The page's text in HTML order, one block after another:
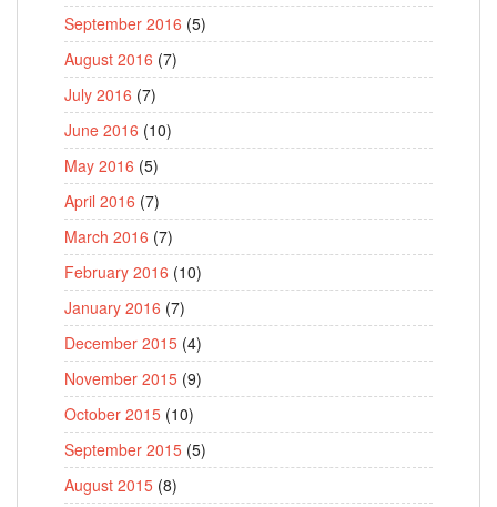
September 2016 (5)
August 2016 (7)
July 2016 (7)
June 2016 (10)
May 2016 (5)
April 2016 (7)
March 2016 (7)
February 2016 (10)
January 2016 (7)
December 2015 (4)
November 2015 (9)
October 2015 (10)
September 2015 (5)
August 2015 (8)